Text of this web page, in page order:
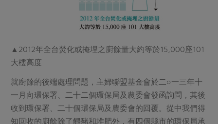
▲2012年全台焚化或掩埋之廚餘量大約等於15,000座101
大樓高度
就廚餘的後端處理問題，主婦聯盟基金會於二○一三年十
一月向環保署、二十二個環保局及農委會發函詢問，其後
收到環保署、二十個環保局及農委會的回覆。從中我們得
知回收的廚餘除了餵豬和堆肥外，有四個縣市的環保局承